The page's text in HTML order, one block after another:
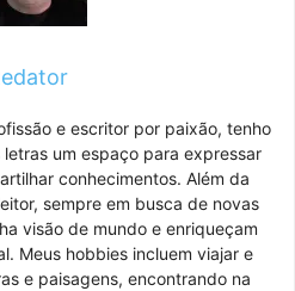
e escritor por paixão, tenho
um espaço para expressar
conhecimentos. Além da
sempre em busca de novas
visão de mundo e enriqueçam
Meus hobbies incluem viajar e
e paisagens, encontrando na